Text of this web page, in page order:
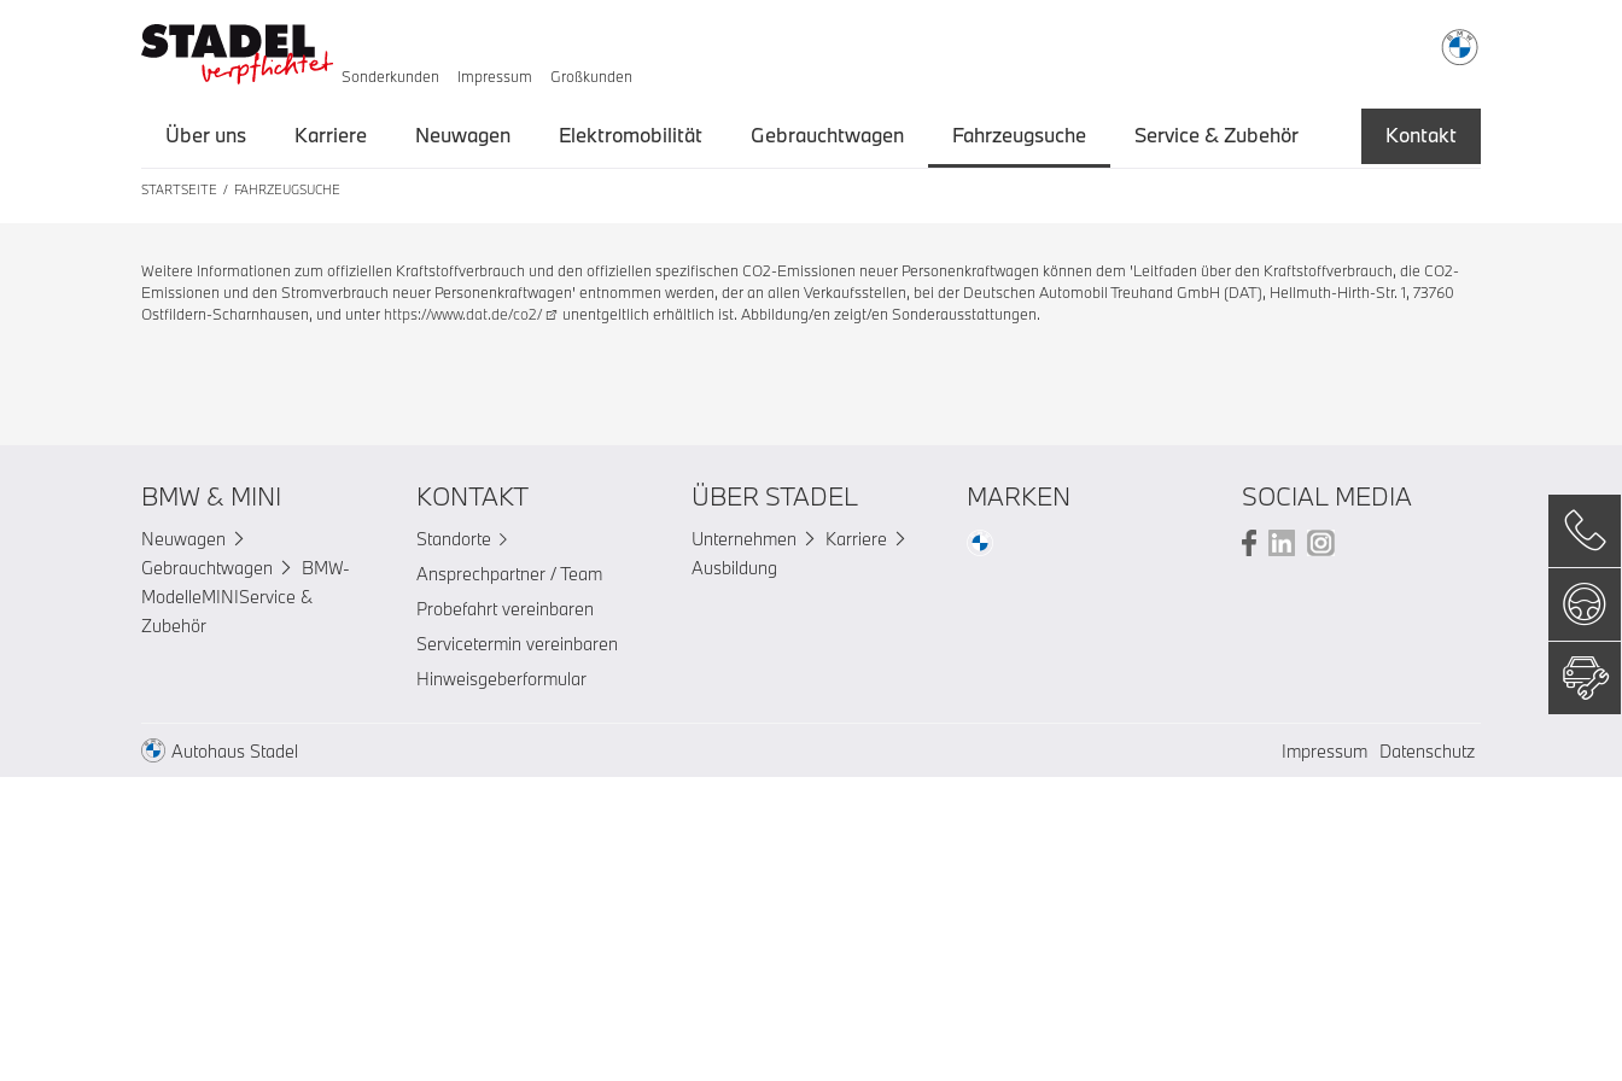
Sonderkunden Impressum Großkunden
Über uns Karriere Neuwagen Elektromobilität Gebrauchtwagen Fahrzeugsuche Service & Zubehör Kontakt
STARTSEITE FAHRZEUGSUCHE
Weitere Informationen zum offiziellen Kraftstoffverbrauch und den offiziellen spezifischen CO2-Emissionen neuer Personenkraftwagen können dem 'Leitfaden über den Kraftstoffverbrauch, die CO2-
Emissionen und den Stromverbrauch neuer Personenkraftwagen' entnommen werden, der an allen Verkaufsstellen, bei der Deutschen Automobil Treuhand GmbH (DAT), Hellmuth-Hirth-Str. 1, 73760
Ostfildern-Scharnhausen, und unter https://www.dat.de/co2/ unentgeltlich erhältlich ist. Abbildung/en zeigt/en Sonderausstattungen.
BMW & MINI
Neuwagen
Gebrauchtwagen
BMW-
ModelleMINIService &
Zubehör
KONTAKT
Standorte
Ansprechpartner / Team
Probefahrt vereinbaren
Servicetermin vereinbaren
Hinweisgeberformular
ÜBER STADEL
Unternehmen
Karriere
Ausbildung
MARKEN SOCIAL MEDIA
Autohaus Stadel Impressum Datenschutz